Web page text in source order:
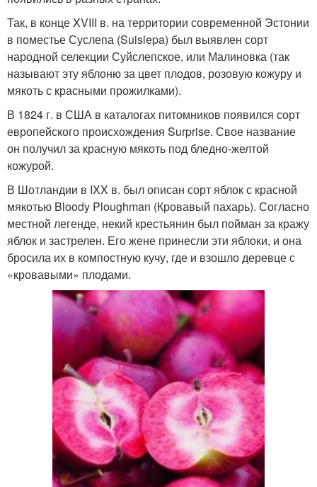
Так, в конце XVIII в. на территории современной Эстонии
в поместье Суслепа (Suislepa) был выявлен сорт
народной селекции Суйслепское, или Малиновка (так
называют эту яблоню за цвет плодов, розовую кожуру и
мякоть с красными прожилками).
В 1824 г. в США в каталогах питомников появился сорт
европейского происхождения Surprise. Свое название
он получил за красную мякоть под бледно-желтой
кожурой.
В Шотландии в IXX в. был описан сорт яблок с красной
мякотью Bloody Ploughman (Кровавый пахарь). Согласно
местной легенде, некий крестьянин был пойман за кражу
яблок и застрелен. Его жене принесли эти яблоки, и она
бросила их в компостную кучу, где и взошло деревце с
«кровавыми» плодами.